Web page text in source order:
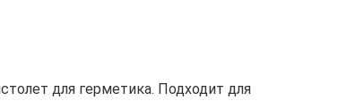
для герметика. Подходит для